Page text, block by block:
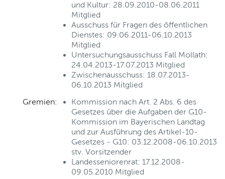
und Kultur: 28.09.2010-08.06.2011
Mitglied
Ausschuss für Fragen des öffentlichen
Dienstes: 09.06.2011-06.10.2013
Mitglied
Untersuchungsausschuss Fall Mollath:
24.04.2013-17.07.2013 Mitglied
Zwischenausschuss: 18.07.2013-
06.10.2013 Mitglied
Gremien:
Kommission nach Art. 2 Abs. 6 des
Gesetzes über die Aufgaben der G10-
Kommission im Bayerischen Landtag
und zur Ausführung des Artikel-10-
Gesetzes - G10: 03.12.2008-06.10.2013
stv. Vorsitzender
Landesseniorenrat: 17.12.2008-
09.05.2010 Mitglied